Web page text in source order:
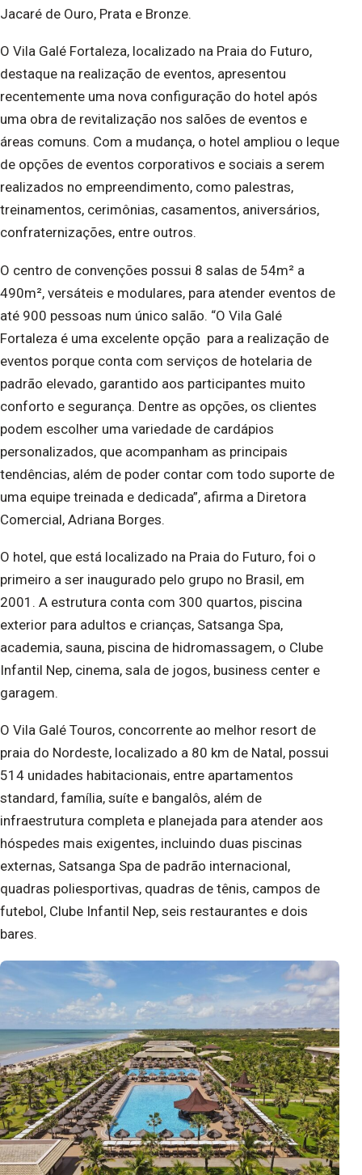
Jacaré de Ouro, Prata e Bronze.
O Vila Galé Fortaleza, localizado na Praia do Futuro,
destaque na realização de eventos, apresentou
recentemente uma nova configuração do hotel após
uma obra de revitalização nos salões de eventos e
áreas comuns. Com a mudança, o hotel ampliou o leque
de opções de eventos corporativos e sociais a serem
realizados no empreendimento, como palestras,
treinamentos, cerimônias, casamentos, aniversários,
confraternizações, entre outros.
O centro de convenções possui 8 salas de 54m² a
490m², versáteis e modulares, para atender eventos de
até 900 pessoas num único salão. “O Vila Galé
Fortaleza é uma excelente opção para a realização de
eventos porque conta com serviços de hotelaria de
padrão elevado, garantido aos participantes muito
conforto e segurança. Dentre as opções, os clientes
podem escolher uma variedade de cardápios
personalizados, que acompanham as principais
tendências, além de poder contar com todo suporte de
uma equipe treinada e dedicada”, afirma a Diretora
Comercial, Adriana Borges.
O hotel, que está localizado na Praia do Futuro, foi o
primeiro a ser inaugurado pelo grupo no Brasil, em
2001. A estrutura conta com 300 quartos, piscina
exterior para adultos e crianças, Satsanga Spa,
academia, sauna, piscina de hidromassagem, o Clube
Infantil Nep, cinema, sala de jogos, business center e
garagem.
O Vila Galé Touros, concorrente ao melhor resort de
praia do Nordeste, localizado a 80 km de Natal, possui
514 unidades habitacionais, entre apartamentos
standard, família, suíte e bangalôs, além de
infraestrutura completa e planejada para atender aos
hóspedes mais exigentes, incluindo duas piscinas
externas, Satsanga Spa de padrão internacional,
quadras poliesportivas, quadras de tênis, campos de
futebol, Clube Infantil Nep, seis restaurantes e dois
bares.